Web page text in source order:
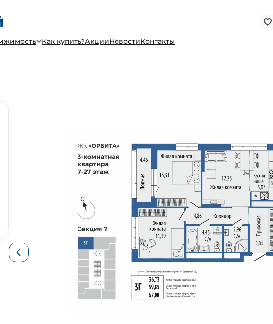
Как купить?АкцииНовостиКонтакты